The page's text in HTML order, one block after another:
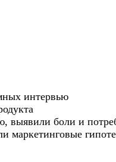
интервью
выявили боли и
маркетинговые